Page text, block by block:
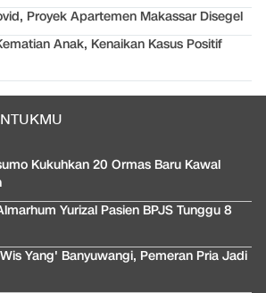
Proyek Apartemen Makassar Disegel
Anak, Kenaikan Kasus Positif
Kukuhkan 20 Ormas Baru Kawal
Yurizal Pasien BPJS Tunggu 8
Yang' Banyuwangi, Pemeran Pria Jadi